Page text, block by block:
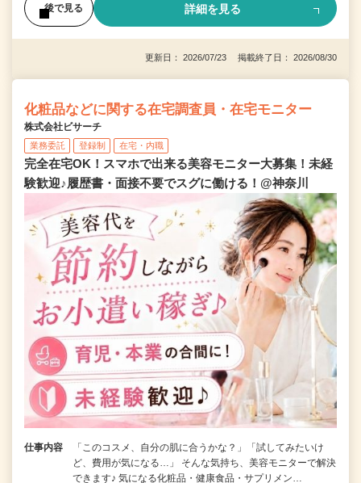
後で見る 詳細を見る
更新日： 2026/07/23 掲載終了日： 2026/08/30
化粧品などに関する在宅調査員・在宅モニター
株式会社ビサーチ
業務委託 登録制 在宅・内職
完全在宅OK！スマホで出来る美容モニター大募集！未経
験歓迎♪履歴書・面接不要でスグに働ける！@神奈川
仕事内容
「このコスメ、自分の肌に合うかな？」「試してみたいけ
ど、費用が気になる…」 そんな気持ち、美容モニターで解決
できます♪ 気になる化粧品・健康食品・サプリメン…